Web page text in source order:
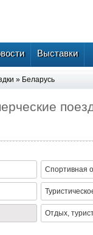
Выставки
» Беларусь
Спортивная
Отдых,